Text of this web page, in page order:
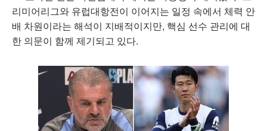
리미어리그와 유럽대항전이 이어지는 일정 속에서 체력 안
배 차원이라는 해석이 지배적이지만, 핵심 선수 관리에 대
한 의문이 함께 제기되고 있다.